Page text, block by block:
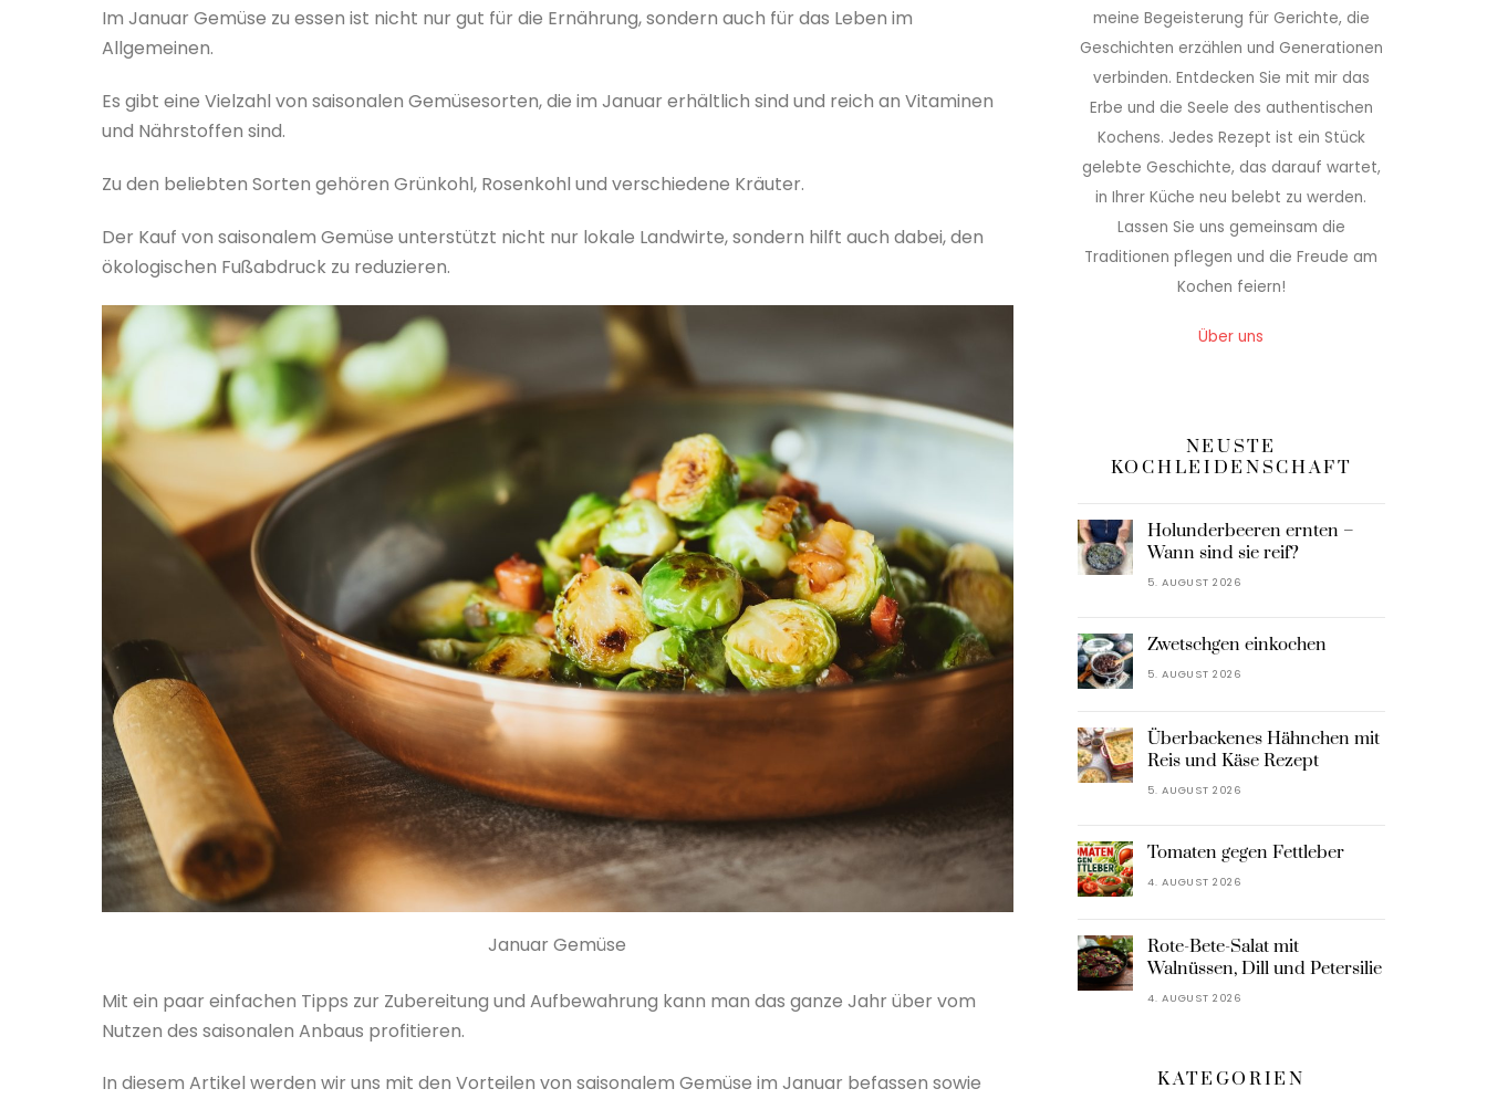
Im Januar Gemüse zu essen ist nicht nur gut für die Ernährung, sondern auch für das Leben im
Allgemeinen.
Es gibt eine Vielzahl von saisonalen Gemüsesorten, die im Januar erhältlich sind und reich an Vitaminen
und Nährstoffen sind.
Zu den beliebten Sorten gehören Grünkohl, Rosenkohl und verschiedene Kräuter.
Der Kauf von saisonalem Gemüse unterstützt nicht nur lokale Landwirte, sondern hilft auch dabei, den
ökologischen Fußabdruck zu reduzieren.
Januar Gemüse
Mit ein paar einfachen Tipps zur Zubereitung und Aufbewahrung kann man das ganze Jahr über vom
Nutzen des saisonalen Anbaus profitieren.
In diesem Artikel werden wir uns mit den Vorteilen von saisonalem Gemüse im Januar befassen sowie
meine Begeisterung für Gerichte, die
Geschichten erzählen und Generationen
verbinden. Entdecken Sie mit mir das
Erbe und die Seele des authentischen
Kochens. Jedes Rezept ist ein Stück
gelebte Geschichte, das darauf wartet,
in Ihrer Küche neu belebt zu werden.
Lassen Sie uns gemeinsam die
Traditionen pflegen und die Freude am
Kochen feiern!
Über uns
NEUSTE
KOCHLEIDENSCHAFT
Holunderbeeren ernten –
Wann sind sie reif?
5. AUGUST 2026
Zwetschgen einkochen
5. AUGUST 2026
Überbackenes Hähnchen mit
Reis und Käse Rezept
5. AUGUST 2026
Tomaten gegen Fettleber
4. AUGUST 2026
Rote-Bete-Salat mit
Walnüssen, Dill und Petersilie
4. AUGUST 2026
KATEGORIEN